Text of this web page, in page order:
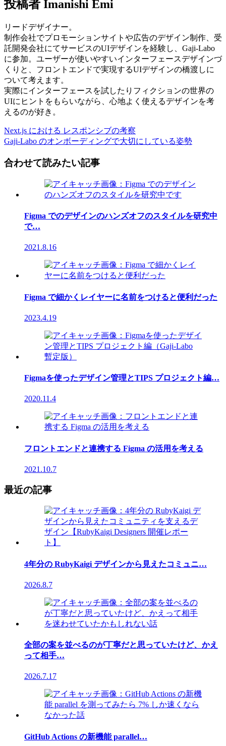
投稿者 Imanishi Emi
リードデザイナー。
制作会社でプロモーションサイトや広告のデザイン制作、受
託開発会社にてサービスのUIデザインを経験し、Gaji-Labo
に参加。ユーザーが使いやすいインターフェースデザインづ
くりと、フロントエンドで実現するUIデザインの橋渡しに
ついて考えます。
実際にインターフェースを試したりフィクションの世界の
UIにヒントをもらいながら、心地よく使えるデザインを考
えるのが好き。
Next.js における レスポンシブの考察
Gaji-Labo のオンボーディングで大切にしている姿勢
合わせて読みたい記事
Figma でのデザインのハンズオフのスタイルを研究中
で…
2021.8.16
Figma で細かくレイヤーに名前をつけると便利だった
2023.4.19
Figmaを使ったデザイン管理とTIPS プロジェクト編…
2020.11.4
フロントエンドと連携する Figma の活用を考える
2021.10.7
最近の記事
4年分の RubyKaigi デザインから見えたコミュニ…
2026.8.7
全部の案を並べるのが丁寧だと思っていたけど、かえ
って相手…
2026.7.17
GitHub Actions の新機能 parallel…